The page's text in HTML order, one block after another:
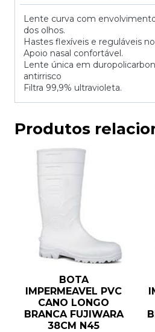
Lente curva com
dos olhos.
Hastes flexíveis e reguláveis
Apoio nasal confortável.
Lente única em
antirrisco
Filtra 99,9% ultravioleta.
Produtos
BOTA
IMPERMEAVEL PVC
CANO LONGO
BRANCA FUJIWARA
38CM N45